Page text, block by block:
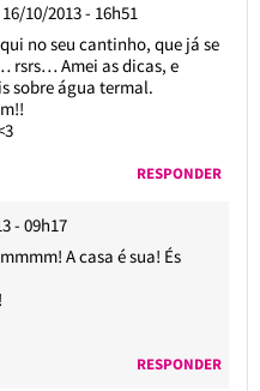
16/10/2013 - 16h51
no seu cantinho, que já se
rsrs… Amei as dicas, e
sobre água termal.
RESPONDER
- 09h17
A casa é sua! És
RESPONDER